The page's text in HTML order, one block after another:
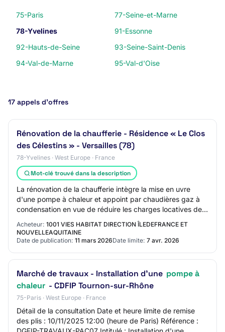
75-Paris
77-Seine-et-Marne
78-Yvelines
91-Essonne
92-Hauts-de-Seine
93-Seine-Saint-Denis
94-Val-de-Marne
95-Val-d'Oise
17 appels d’offres
Rénovation de la chaufferie - Résidence « Le Clos
des Célestins » - Versailles (78)
78-Yvelines · West Europe · France
Mot-clé trouvé dans la description
La rénovation de la chaufferie intègre la mise en uvre
d'une pompe à chaleur et appoint par chaudières gaz à
condensation en vue de réduire les charges locatives de
Acheteur: 1001 VIES HABITAT DIRECTION ÎLEDEFRANCE ET
NOUVELLEAQUITAINE
Date de publication: 11 mars 2026Date limite: 7 avr. 2026
Marché de travaux - Installation d'une pompe à
chaleur - CDFIP Tournon-sur-Rhône
75-Paris · West Europe · France
Détail de la consultation Date et heure limite de remise
des plis : 10/11/2025 12:00 (heure de Paris) Référence :